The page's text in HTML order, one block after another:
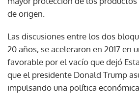
de origen.
Las discusiones entre los dos
20 años, se aceleraron en 2017 en
favorable por el vacío que dejó
que el presidente Donald Trump
impulsando una política